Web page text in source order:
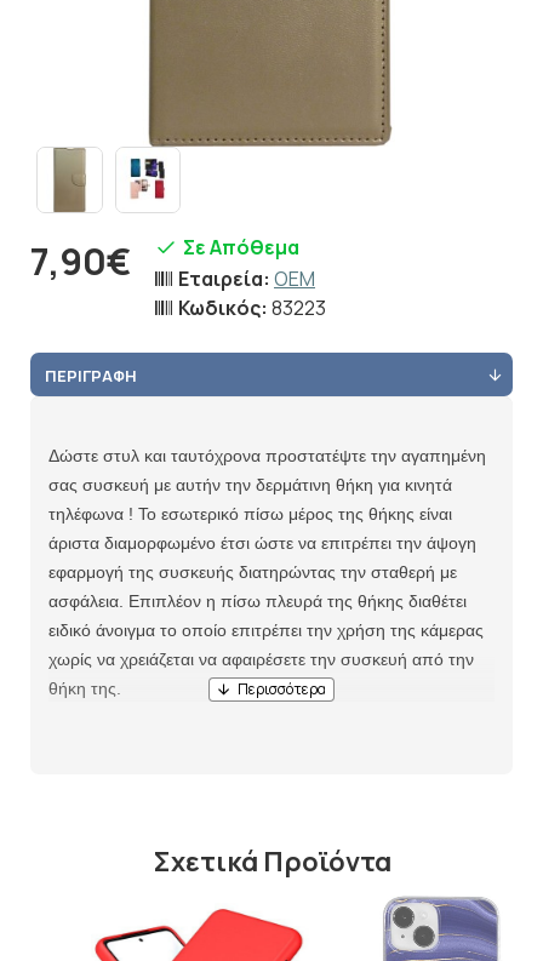
7,90€
Σε Απόθεμα
Εταιρεία: OEM
Κωδικός: 83223
ΠΕΡΙΓΡΑΦΉ
Δώστε στυλ και ταυτόχρονα προστατέψτε την αγαπημένη
σας συσκευή με αυτήν την δερμάτινη θήκη για κινητά
τηλέφωνα ! Το εσωτερικό πίσω μέρος της θήκης είναι
άριστα διαμορφωμένο έτσι ώστε να επιτρέπει την άψογη
εφαρμογή της συσκευής διατηρώντας την σταθερή με
ασφάλεια. Επιπλέον η πίσω πλευρά της θήκης διαθέτει
ειδικό άνοιγμα το οποίο επιτρέπει την χρήση της κάμερας
χωρίς να χρειάζεται να αφαιρέσετε την συσκευή από την
θήκη της.
Σχετικά Προϊόντα